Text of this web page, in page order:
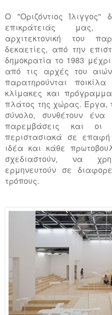
Ο ''Οριζόντιος Ίλιγγος''
επικράτειάς μας,
αρχιτεκτονική του
δεκαετίες, από την
δημοκρατία το 1983
από τις αρχές του
παρατηρούνται
κλίμακες και
πλάτος της χώρας. Έργα,
σύνολο, συνθέτουν ένα
παρεμβάσεις και οι
περιστασιακά σε
ιδέα και κάθε
σχεδιαστούν, να
ερμηνευτούν σε
τρόπους.